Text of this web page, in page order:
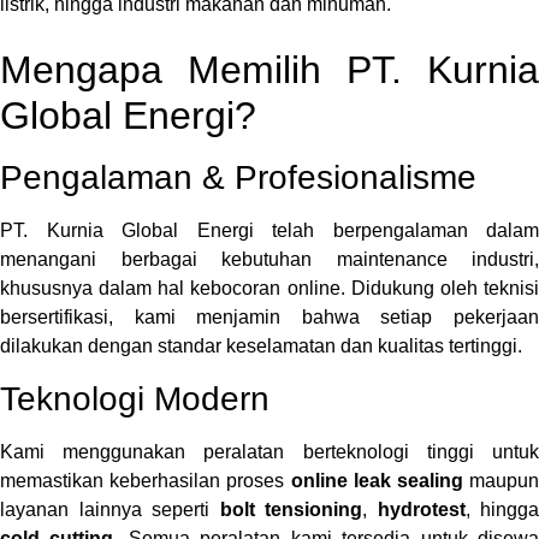
listrik, hingga industri makanan dan minuman.
Mengapa Memilih PT. Kurnia
Global Energi?
Pengalaman & Profesionalisme
PT. Kurnia Global Energi telah berpengalaman dalam
menangani berbagai kebutuhan maintenance industri,
khususnya dalam hal kebocoran online. Didukung oleh teknisi
bersertifikasi, kami menjamin bahwa setiap pekerjaan
dilakukan dengan standar keselamatan dan kualitas tertinggi.
Teknologi Modern
Kami menggunakan peralatan berteknologi tinggi untuk
memastikan keberhasilan proses online leak sealing maupun
layanan lainnya seperti
bolt tensioning, hydrotest, hingga